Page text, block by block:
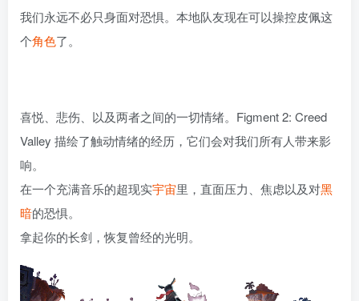
我们永远不必只身面对恐惧。本地队友现在可以操控皮佩这
个角色了。
喜悦、悲伤、以及两者之间的一切情绪。Figment 2: Creed
Valley 描绘了触动情绪的经历，它们会对我们所有人带来影
响。
在一个充满音乐的超现实宇宙里，直面压力、焦虑以及对黑
暗的恐惧。
拿起你的长剑，恢复曾经的光明。